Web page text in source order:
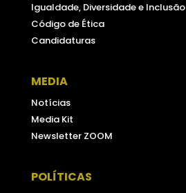
Igualdade, Diversidade e Inclusão
Código de Ética
Candidaturas
MEDIA
Notícias
Media Kit
Newsletter ZOOM
POLÍTICAS